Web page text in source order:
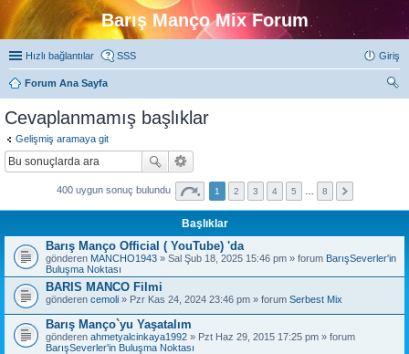
Barış Manço Mix Forum
Hızlı bağlantılar SSS Giriş
Forum Ana Sayfa
Cevaplanmamış başlıklar
Gelişmiş aramaya git
400 uygun sonuç bulundu 1 2 3 4 5 8
Başlıklar
Barış Manço Official ( YouTube) 'da
gönderen MANCHO1943 » Sal Şub 18, 2025 15:46 pm » forum BarışSeverler'in
Buluşma Noktası
BARIS MANCO Filmi
gönderen cemoli » Pzr Kas 24, 2024 23:46 pm » forum Serbest Mix
Barış Manço`yu Yaşatalım
gönderen ahmetyalcinkaya1992 » Pzt Haz 29, 2015 17:25 pm » forum
BarışSeverler'in Buluşma Noktası